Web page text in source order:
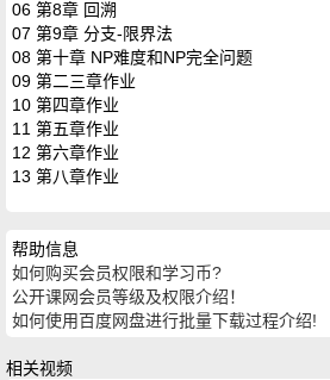
06 第8章 回溯
07 第9章 分支-限界法
08 第十章 NP难度和NP完全问题
09 第二三章作业
10 第四章作业
11 第五章作业
12 第六章作业
13 第八章作业
帮助信息
如何购买会员权限和学习币?
公开课网会员等级及权限介绍！
如何使用百度网盘进行批量下载过程介绍!
相关视频